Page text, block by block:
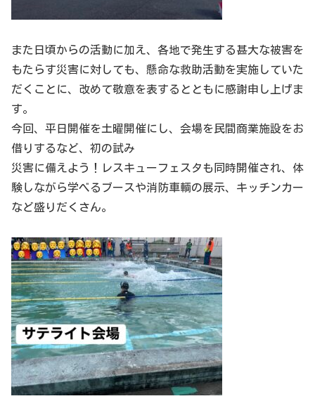
また日頃からの活動に加え、各地で発生する甚大な被害を
もたらす災害に対しても、懸命な救助活動を実施していた
だくことに、改めて敬意を表するとともに感謝申し上げま
す。
今回、平日開催を土曜開催にし、会場を民間商業施設をお
借りするなど、初の試み
災害に備えよう！レスキューフェスタも同時開催され、体
験しながら学べるブースや消防車輌の展示、キッチンカー
など盛りだくさん。